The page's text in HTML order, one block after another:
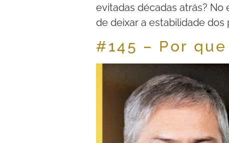
evitadas décadas atrás? No
de deixar a estabilidade dos
#145 – Por